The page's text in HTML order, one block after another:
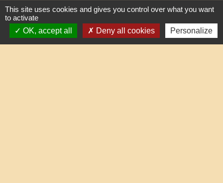
60510 Lafraye - FRANCE
Contact par formulaire
This site uses cookies and gives you control over what you want
to activate
OK, accept all
Deny all cookies Personalize